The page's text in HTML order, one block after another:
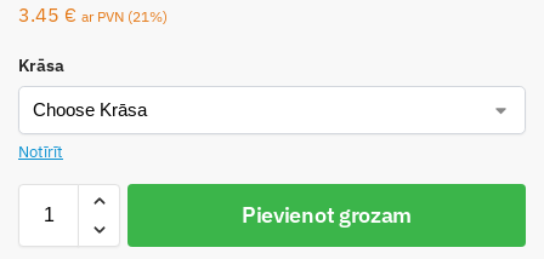
3.45 € ar PVN (21%)
Krāsa
Notīrīt
Pievienot grozam